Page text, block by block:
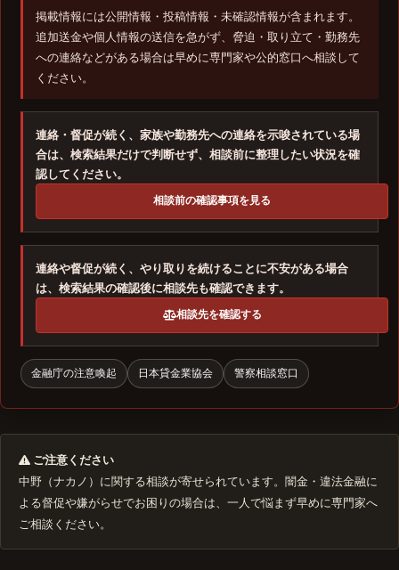
掲載情報には公開情報・投稿情報・未確認情報が含まれます。
追加送金や個人情報の送信を急がず、脅迫・取り立て・勤務先
への連絡などがある場合は早めに専門家や公的窓口へ相談して
ください。
連絡・督促が続く、家族や勤務先への連絡を示唆されている場
合は、検索結果だけで判断せず、相談前に整理したい状況を確
認してください。
相談前の確認事項を見る
連絡や督促が続く、やり取りを続けることに不安がある場合
は、検索結果の確認後に相談先も確認できます。
相談先を確認する
金融庁の注意喚起 日本貸金業協会 警察相談窓口
ご注意ください
中野（ナカノ）に関する相談が寄せられています。闇金・違法金融に
よる督促や嫌がらせでお困りの場合は、一人で悩まず早めに専門家へ
ご相談ください。